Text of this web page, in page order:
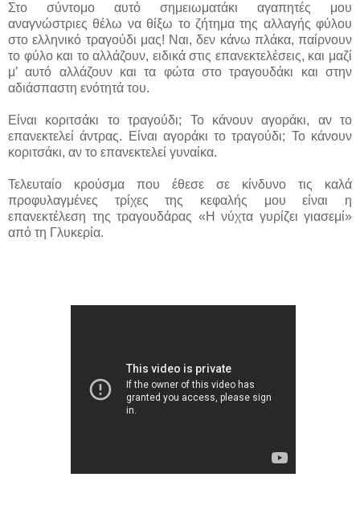
Στο σύντομο αυτό σημειωματάκι αγαπητές μου
αναγνώστριες θέλω να θίξω το ζήτημα της αλλαγής φύλου
στο ελληνικό τραγούδι μας! Ναι, δεν κάνω πλάκα, παίρνουν
το φύλο και το αλλάζουν, ειδικά στις επανεκτελέσεις, και μαζί
μ’ αυτό αλλάζουν και τα φώτα στο τραγουδάκι και στην
αδιάσπαστη ενότητά του.
Είναι κοριτσάκι το τραγούδι; Το κάνουν αγοράκι, αν το
επανεκτελεί άντρας. Είναι αγοράκι το τραγούδι; Το κάνουν
κοριτσάκι, αν το επανεκτελεί γυναίκα.
Τελευταίο κρούσμα που έθεσε σε κίνδυνο τις καλά
προφυλαγμένες τρίχες της κεφαλής μου είναι η
επανεκτέλεση της τραγουδάρας «Η νύχτα γυρίζει γιασεμί»
από τη Γλυκερία.